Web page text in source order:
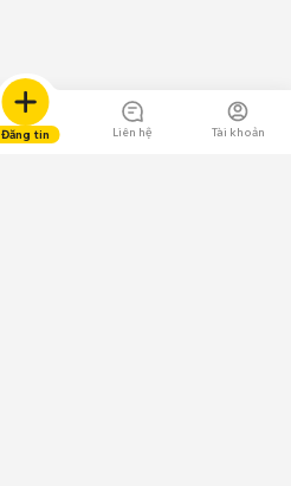
Đăng tin Liên hệ Tài khoản